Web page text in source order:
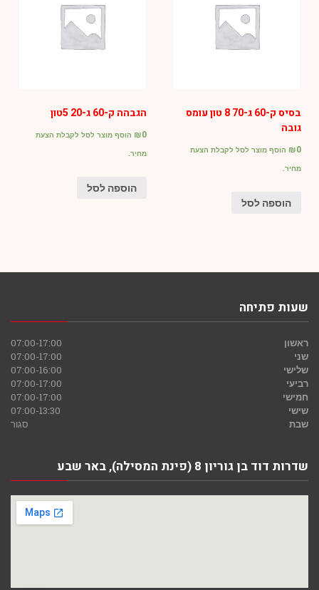
בסיס ק-60 ג-70 8 טון עומס
גובה
₪0
הוסף מוצר לסל לקבלת הצעת
מחיר.
הוספה לסל
הגבהה ק-60 ג-20 5טון
₪0
הוסף מוצר לסל לקבלת הצעת
מחיר.
הוספה לסל
שעות פתיחה
ראשון
07:00-17:00
שני
07:00-17:00
שלישי
07:00-16:00
רביעי
07:00-17:00
חמישי
07:00-17:00
שישי
07:00-13:30
שבת
סגור
שדרות דוד בן גוריון 8 (פינת המסילה), באר שבע